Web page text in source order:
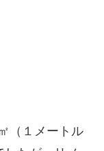
（１メートル